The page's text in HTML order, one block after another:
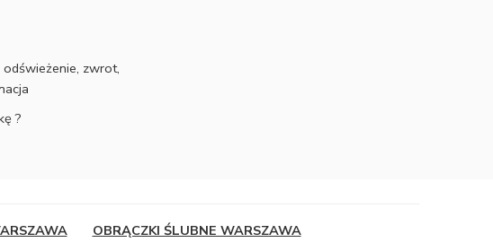
zwrot,
?
OBRĄCZKI ŚLUBNE WARSZAWA